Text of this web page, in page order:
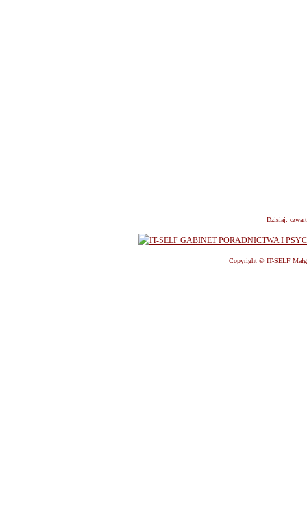
Dzisiaj:
Copyright © IT-SELF